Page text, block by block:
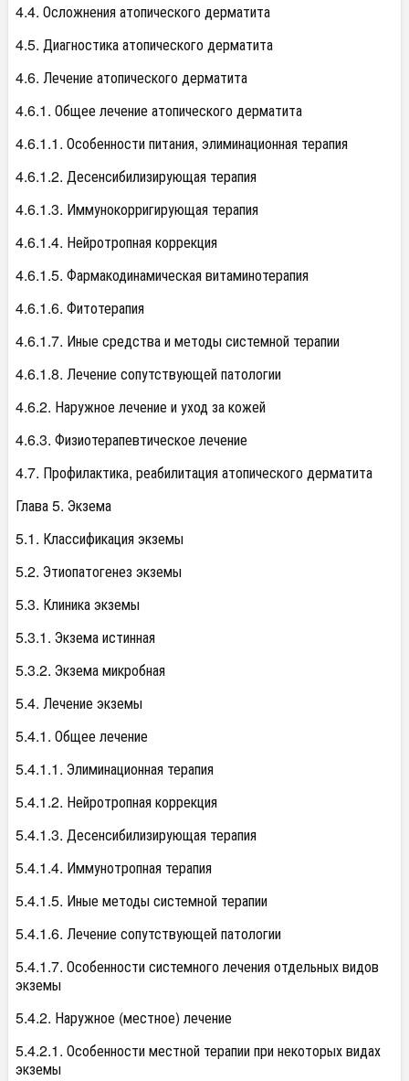
4.4. Осложнения атопического дерматита
4.5. Диагностика атопического дерматита
4.6. Лечение атопического дерматита
4.6.1. Общее лечение атопического дерматита
4.6.1.1. Особенности питания, элиминационная терапия
4.6.1.2. Десенсибилизирующая терапия
4.6.1.3. Иммунокорригирующая терапия
4.6.1.4. Нейротропная коррекция
4.6.1.5. Фармакодинамическая витаминотерапия
4.6.1.6. Фитотерапия
4.6.1.7. Иные средства и методы системной терапии
4.6.1.8. Лечение сопутствующей патологии
4.6.2. Наружное лечение и уход за кожей
4.6.3. Физиотерапевтическое лечение
4.7. Профилактика, реабилитация атопического дерматита
Глава 5. Экзема
5.1. Классификация экземы
5.2. Этиопатогенез экземы
5.3. Клиника экземы
5.3.1. Экзема истинная
5.3.2. Экзема микробная
5.4. Лечение экземы
5.4.1. Общее лечение
5.4.1.1. Элиминационная терапия
5.4.1.2. Нейротропная коррекция
5.4.1.3. Десенсибилизирующая терапия
5.4.1.4. Иммунотропная терапия
5.4.1.5. Иные методы системной терапии
5.4.1.6. Лечение сопутствующей патологии
5.4.1.7. Особенности системного лечения отдельных видов
экземы
5.4.2. Наружное (местное) лечение
5.4.2.1. Особенности местной терапии при некоторых видах
экземы